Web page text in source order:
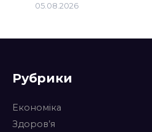
05.08.2026
Рубрики
Економіка
Здоров’я